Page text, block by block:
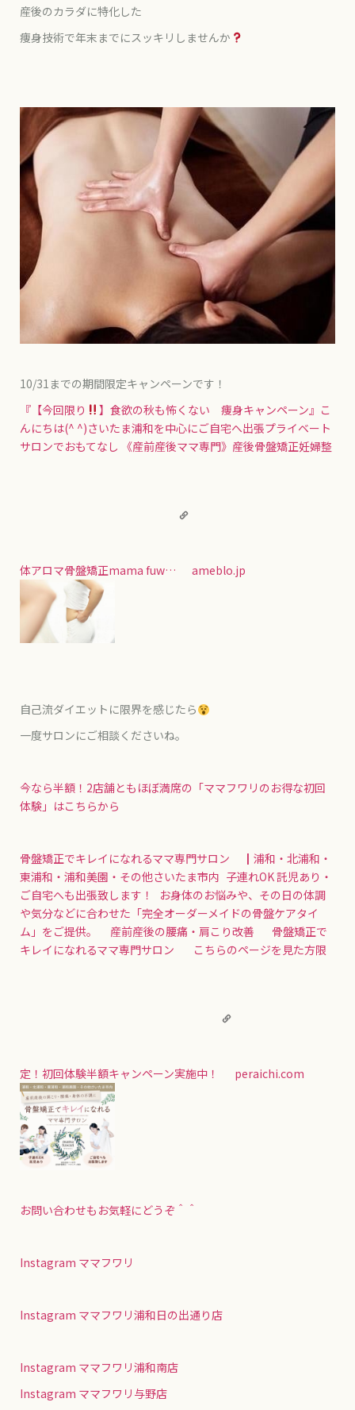
産後のカラダに特化した
痩身技術で年末までにスッキリしませんか
10/31までの期間限定キャンペーンです！
『【今回限り
】食欲の秋も怖くない 痩身キャンペーン』 こ
んにちは(^ ^)さいたま浦和を中心にご自宅へ出張プライベート
サロンでおもてなし 《産前産後ママ専門》産後骨盤矯正妊婦整
体アロマ骨盤矯正mama fuw… ameblo.jp
自己流ダイエットに限界を感じたら
一度サロンにご相談くださいね。
今なら半額！2店舗ともほぼ満席の「ママフワリのお得な初回
体験」はこちらから
骨盤矯正でキレイになれるママ専門サロン ┃浦和・北浦和・
東浦和・浦和美園・その他さいたま市内 子連れOK 託児あり・
ご自宅へも出張致します！ お身体のお悩みや、その日の体調
や気分などに合わせた「完全オーダーメイドの骨盤ケアタイ
ム」をご提供。 産前産後の腰痛・肩こり改善 骨盤矯正で
キレイになれるママ専門サロン こちらのページを見た方限
定！初回体験半額キャンペーン実施中！ peraichi.com
お問い合わせもお気軽にどうぞ＾＾
Instagram ママフワリ
Instagram ママフワリ浦和日の出通り店
Instagram ママフワリ浦和南店
Instagram ママフワリ与野店